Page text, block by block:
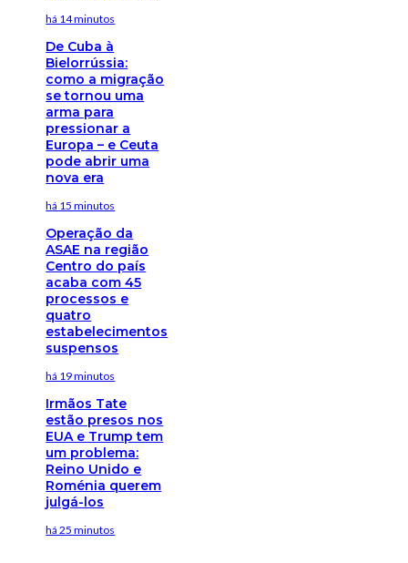
há 14 minutos
De Cuba à
Bielorrússia:
como a migração
se tornou uma
arma para
pressionar a
Europa – e Ceuta
pode abrir uma
nova era
há 15 minutos
Operação da
ASAE na região
Centro do país
acaba com 45
processos e
quatro
estabelecimentos
suspensos
há 19 minutos
Irmãos Tate
estão presos nos
EUA e Trump tem
um problema:
Reino Unido e
Roménia querem
julgá-los
há 25 minutos